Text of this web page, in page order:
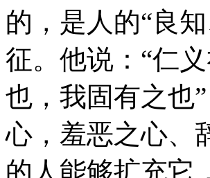
的，是人的“良
征。他说：“仁
也，我固有之也
心，羞恶之心、
的人能够扩充它